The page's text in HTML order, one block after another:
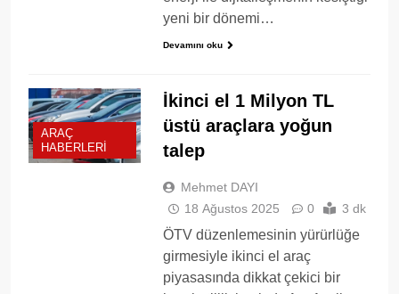
yeni bir dönemi…
Devamını oku
ARAÇ
HABERLERI
İkinci el 1 Milyon TL
üstü araçlara yoğun
talep
Mehmet DAYI
18 Ağustos 2025
0 3 dk
ÖTV düzenlemesinin yürürlüğe
girmesiyle ikinci el araç
piyasasında dikkat çekici bir